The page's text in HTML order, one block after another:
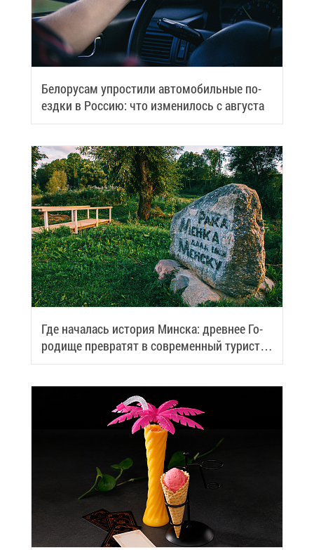
Бе­ло­ру­сам упро­сти­ли ав­то­мо­биль­ные по­
езд­ки в Рос­сию: что из­ме­ни­лось с ав­гу­ста
Где на­ча­лась ис­то­рия Мин­ска: древ­нее Го­
ро­ди­ще пре­вра­тят в со­вре­мен­ный ту­ри­сти­
че­ский центр